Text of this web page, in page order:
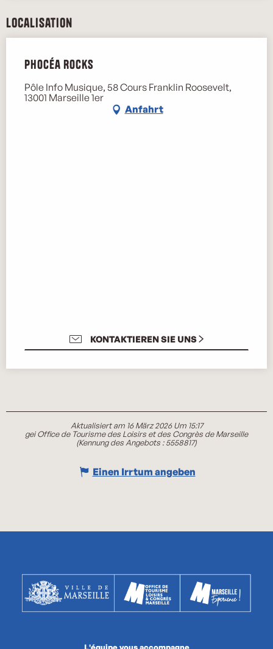
Localisation
Phocéa Rocks
Pôle Info Musique, 58 Cours Franklin Roosevelt,
13001 Marseille 1er
Anfahrt
KONTAKTIEREN SIE UNS
Aktualisiert am 16 März 2026 Um 15:17
gei Office de Tourisme des Loisirs et des Congrès de Marseille
(Kennung des Angebots :5558817)
Einen Irrtum angeben